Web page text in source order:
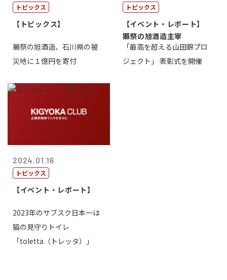
トピックス
【トピックス】
獺祭の旭酒造、石川県の被
災地に１億円を寄付
トピックス
【イベント・レポート】
獺祭の旭酒造主宰
「最高を超える山田錦プロ
ジェクト」 表彰式を開催
2024.01.16
トピックス
【イベント・レポート】
2023年のサブスク日本一は
猫の見守りトイレ
「toletta（トレッタ）」